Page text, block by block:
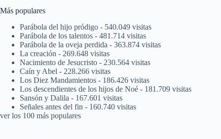
Más populares
Parábola del hijo pródigo - 540.049 visitas
Parábola de los talentos - 481.714 visitas
Parábola de la oveja perdida - 363.874 visitas
La creación - 269.648 visitas
Nacimiento de Jesucristo - 230.564 visitas
Caín y Abel - 228.266 visitas
Los Diez Mandamientos - 186.426 visitas
Los descendientes de los hijos de Noé - 181.709 visitas
Sansón y Dalila - 167.601 visitas
Señales antes del fin - 160.740 visitas
ver los 100 más populares